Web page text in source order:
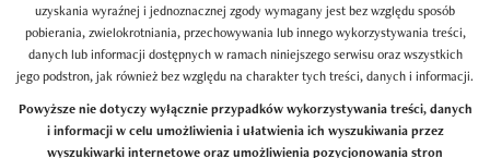
uzyskania wyraźnej i jednoznacznej zgody wymagany jest bez względu sposób
pobierania, zwielokrotniania, przechowywania lub innego wykorzystywania treści,
danych lub informacji dostępnych w ramach niniejszego serwisu oraz wszystkich
jego podstron, jak również bez względu na charakter tych treści, danych i informacji.
Powyższe nie dotyczy wyłącznie przypadków wykorzystywania treści, danych
i informacji w celu umożliwienia i ułatwienia ich wyszukiwania przez
wyszukiwarki internetowe oraz umożliwienia pozycjonowania stron